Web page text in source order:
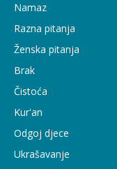
Namaz
Razna pitanja
Ženska pitanja
Brak
Čistoća
Kur'an
Odgoj djece
Ukrašavanje